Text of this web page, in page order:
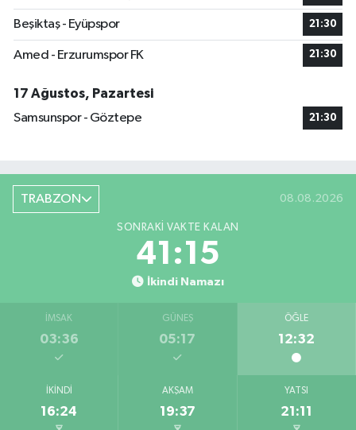
Beşiktaş - Eyüpspor 21:30
Amed - Erzurumspor FK 21:30
17 Ağustos, Pazartesi
Samsunspor - Göztepe
21:30
TRABZON 08.08.2026
SONRAKI VAKTE KALAN
41:15
İkindi Namazı
İMSAK
03:36
GÜNEŞ
05:17
ÖĞLE
12:32
İKINDI
16:24
AKŞAM
19:37
YATSI
21:11